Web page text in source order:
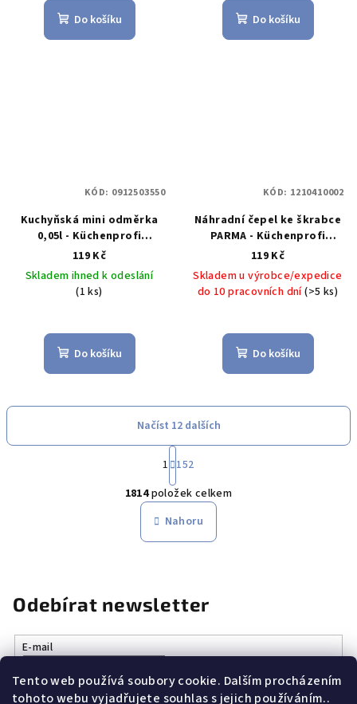
Tento web používá soubory cookie. Dalším procházením
tohoto webu vyjadřujete souhlas s jejich používáním..
Do košíku Do košíku
Kuchyňská mini odměrka
0,05l - Küchenprofi
SolingenSkleněná mini
odměrka 0,05l -
Küchenprofi Solingen
119 Kč
Skladem ihned k odeslání
(1 ks)
Do košíku
KÓD: 0912503550
Náhradní čepel ke škrabce
PARMA - Küchenprofi
Náhradní čepel ke škrabce
na zeleninu - Küchenprofi
119 Kč
Skladem u výrobce/expedice
do 10 pracovních dní(>5 ks)
Do košíku
KÓD: 1210410002
v
l
á
í
r
k
Načíst 12 dalších
S
t
á
n
k
o
í
1 152
1814položek celkem
Nahoru
Odebírat newsletter
E-mail
Vložením e-mailu souhlasíte spodmínkami ochrany osobních
údajů